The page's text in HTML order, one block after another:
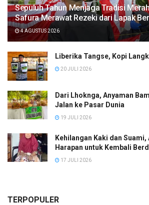
Sepuluh Tahun Menjaga Tradisi
Safura Merawat Rezeki dari Lapak
4 AGUSTUS 2026
Liberika Tangse, Kopi
20 JULI 2026
Dari Lhoknga, Anyaman
Jalan ke Pasar Dunia
19 JULI 2026
Kehilangan Kaki dan
Harapan untuk Kembali
17 JULI 2026
TERPOPULER